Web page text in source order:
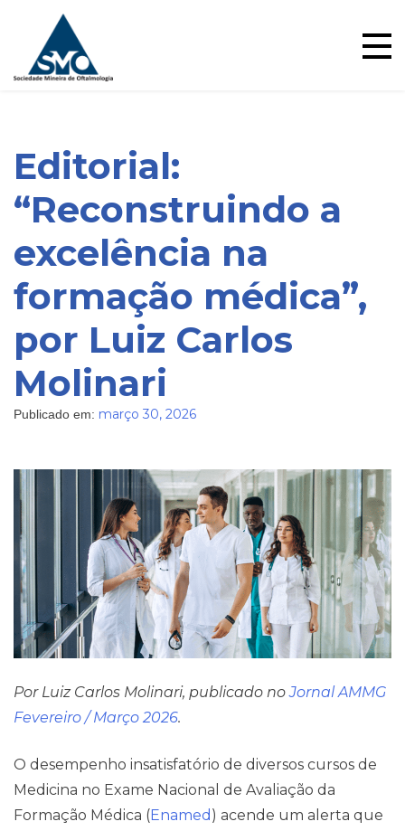
content
Editorial:
“Reconstruindo a
excelência na
formação médica”,
por Luiz Carlos
Molinari
Publicado em: março 30, 2026
Por Luiz Carlos Molinari, publicado noJornal AMMG
Fevereiro / Março 2026.
O desempenho insatisfatório de diversos cursos de
Medicina no Exame Nacional de Avaliação da
Formação Médica (Enamed ) acende um alerta que